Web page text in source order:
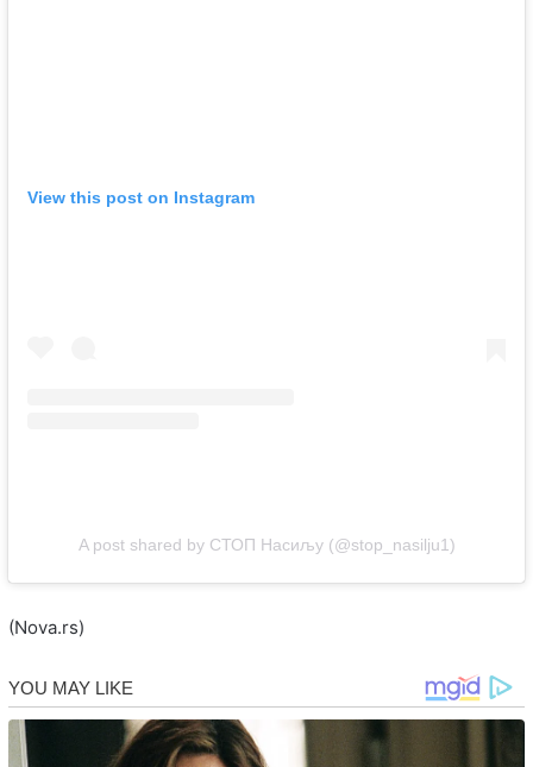
View this post on Instagram
A post shared by СТОП Насиљу (@stop_nasilju1)
(Nova.rs)